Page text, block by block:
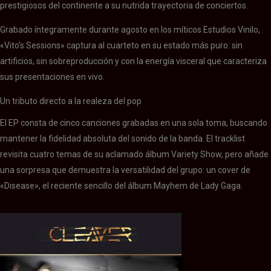
prestigiosos del continente a su nutrida trayectoria de conciertos.
Grabado íntegramente durante agosto en los míticos Estudios Vinilo,
«Vito’s Sessions» captura al cuarteto en su estado más puro: sin
artificios, sin sobreproducción y con la energía visceral que caracteriza
sus presentaciones en vivo.
Un tributo directo a la realeza del pop
El EP consta de cinco canciones grabadas en una sola toma, buscando
mantener la fidelidad absoluta del sonido de la banda. El tracklist
revisita cuatro temas de su aclamado álbum Variety Show, pero añade
una sorpresa que demuestra la versatilidad del grupo: un cover de
«Disease», el reciente sencillo del álbum Mayhem de Lady Gaga.